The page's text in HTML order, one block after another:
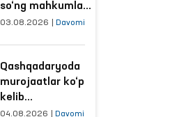
so‘ng mahkumlar
mehnat
sharoitlar
yaxshilandi
03.08.2026 Davomi
Qashqadaryoda
murojaatlar ko‘p
kelib
tushayotgan
04.08.2026 Davomi